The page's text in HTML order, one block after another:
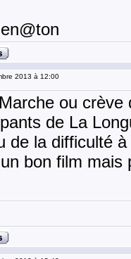
2013 à 12:00
ou
de La
de la difficulté
bon film mais